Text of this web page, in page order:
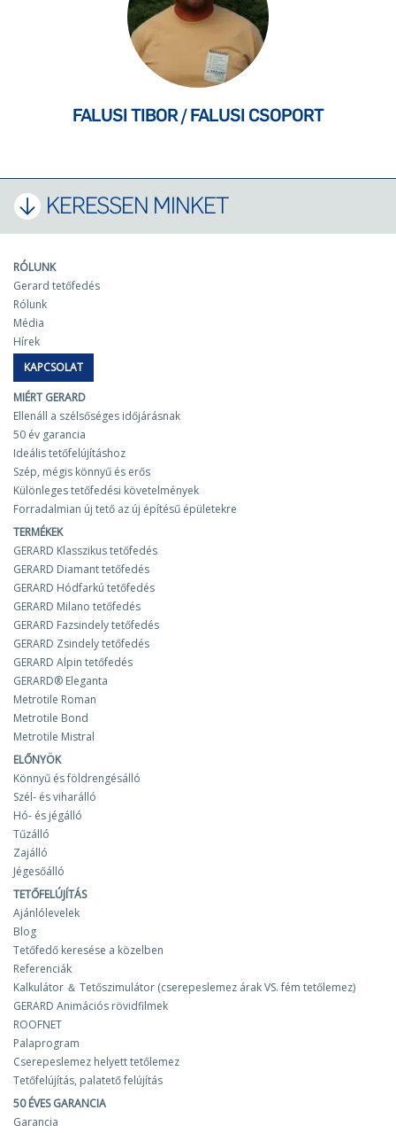
FALUSI TIBOR / FALUSI CSOPORT
KERESSEN MINKET
RÓLUNK
Gerard tetőfedés
Rólunk
Média
Hírek
KAPCSOLAT
MIÉRT GERARD
Ellenáll a szélsőséges időjárásnak
50 év garancia
Ideális tetőfelújításhoz
Szép, mégis könnyű és erős
Különleges tetőfedési követelmények
Forradalmian új tető az új építésű épületekre
TERMÉKEK
GERARD Klasszikus tetőfedés
GERARD Diamant tetőfedés
GERARD Hódfarkú tetőfedés
GERARD Milano tetőfedés
GERARD Fazsindely tetőfedés
GERARD Zsindely tetőfedés
GERARD Alpin tetőfedés
GERARD® Eleganta
Metrotile Roman
Metrotile Bond
Metrotile Mistral
ELŐNYÖK
Könnyű és földrengésálló
Szél- és viharálló
Hó- és jégálló
Tűzálló
Zajálló
Jégesőálló
TETŐFELÚJÍTÁS
Ajánlólevelek
Blog
Tetőfedő keresése a közelben
Referenciák
Kalkulátor ＆ Tetőszimulátor (cserepeslemez árak VS. fém tetőlemez)
GERARD Animációs rövidfilmek
ROOFNET
Palaprogram
Cserepeslemez helyett tetőlemez
Tetőfelújítás, palatető felújítás
50 ÉVES GARANCIA
Garancia